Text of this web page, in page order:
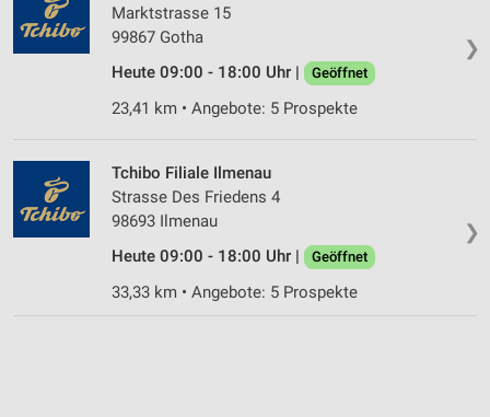
❯
Marktstrasse 15
99867 Gotha
Heute 09:00 - 18:00 Uhr |
Geöffnet
23,41 km • Angebote: 5 Prospekte
❯
Tchibo Filiale Ilmenau
Strasse Des Friedens 4
98693 Ilmenau
Heute 09:00 - 18:00 Uhr |
Geöffnet
33,33 km • Angebote: 5 Prospekte